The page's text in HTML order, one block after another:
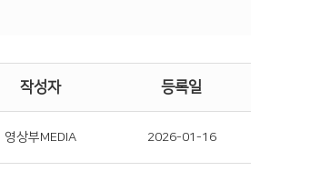
작성자 등록일
영상부MEDIA 2026-01-16